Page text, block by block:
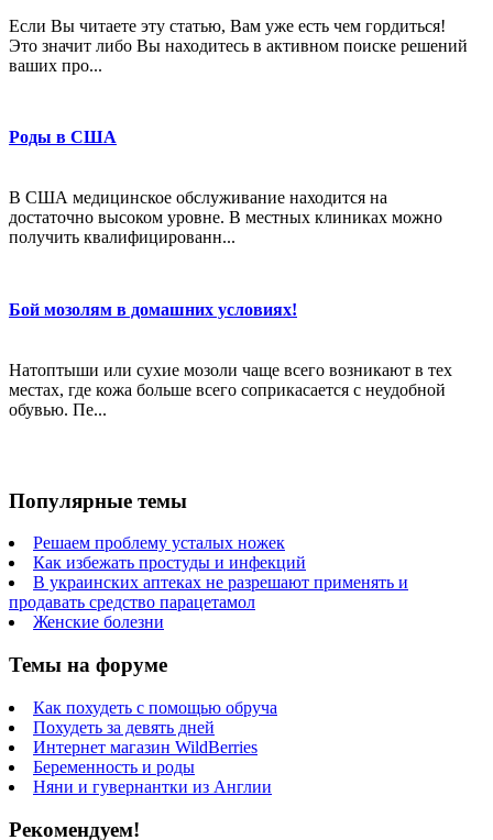
Если Вы читаете эту статью, Вам уже есть чем гордиться!
Это значит либо Вы находитесь в активном поиске решений
ваших про...
Роды в США
В США медицинское обслуживание находится на
достаточно высоком уровне. В местных клиниках можно
получить квалифицированн...
Бой мозолям в домашних условиях!
Натоптыши или сухие мозоли чаще всего возникают в тех
местах, где кожа больше всего соприкасается с неудобной
обувью. Пе...
Популярные темы
Решаем проблему усталых ножек
Как избежать простуды и инфекций
В украинских аптеках не разрешают применять и
продавать средство парацетамол
Женские болезни
Темы на форуме
Как похудеть с помощью обруча
Похудеть за девять дней
Интернет магазин WildBerries
Беременность и роды
Няни и гувернантки из Англии
Рекомендуем!